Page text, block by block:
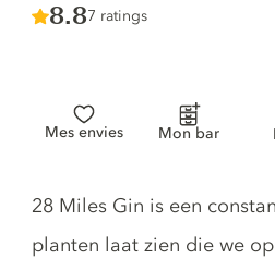
Score :
8.8/ 10
7 ratings
Mes envies Mon bar
Gin description
28 Miles Gin is een
planten laat zien die we